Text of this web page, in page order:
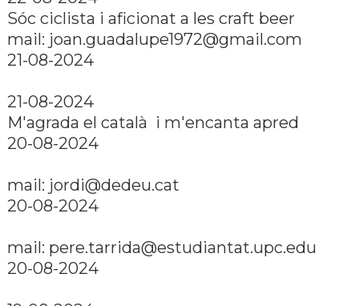
Sóc ciclista i aficionat a les craft beer
mail: joan.guadalupe1972@gmail.com
21-08-2024
21-08-2024
M'agrada el català i m'encanta apred
20-08-2024
mail: jordi@dedeu.cat
20-08-2024
mail: pere.tarrida@estudiantat.upc.edu
20-08-2024